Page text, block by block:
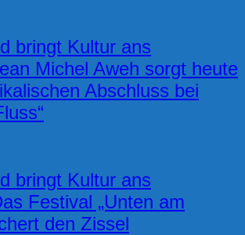
bringt Kultur ans
Michel Aweh sorgt heute
Abschluss bei
bringt Kultur ans
Festival „Unten am
den Zissel